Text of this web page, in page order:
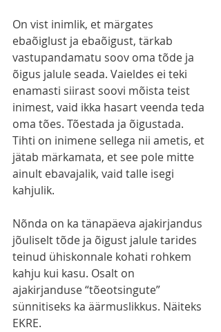
On vist inimlik, et märgates
ebaõiglust ja ebaõigust, tärkab
vastupandamatu soov oma tõde ja
õigus jalule seada. Vaieldes ei teki
enamasti siirast soovi mõista teist
inimest, vaid ikka hasart veenda teda
oma tões. Tõestada ja õigustada.
Tihti on inimene sellega nii ametis, et
jätab märkamata, et see pole mitte
ainult ebavajalik, vaid talle isegi
kahjulik.
Nõnda on ka tänapäeva ajakirjandus
jõuliselt tõde ja õigust jalule tarides
teinud ühiskonnale kohati rohkem
kahju kui kasu. Osalt on
ajakirjanduse “tõeotsingute”
sünnitiseks ka äärmuslikkus. Näiteks
EKRE.